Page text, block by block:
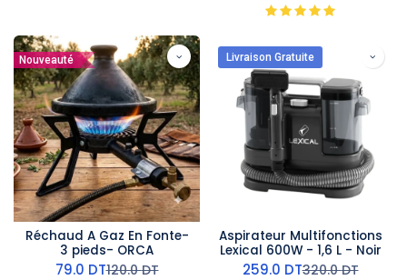
Nouveauté
Réchaud A Gaz En Fonte-
3 pieds- ORCA
79.0 DT120.0DT
Livraison Gratuite
Aspirateur Multifonctions
Lexical 600W - 1,6 L - Noir
259.0 DT320.0DT